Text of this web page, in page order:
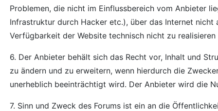
Problemen, die nicht im Einflussbereich vom Anbieter
Infrastruktur durch Hacker etc.), über das Internet
Verfügbarkeit der Website technisch nicht zu realisieren
6. Der Anbieter behält sich das Recht vor, Inhalt und
zu ändern und zu erweitern, wenn hierdurch die
unerheblich beeinträchtigt wird. Der Anbieter wird die
7. Sinn und Zweck des Forums ist ein an die